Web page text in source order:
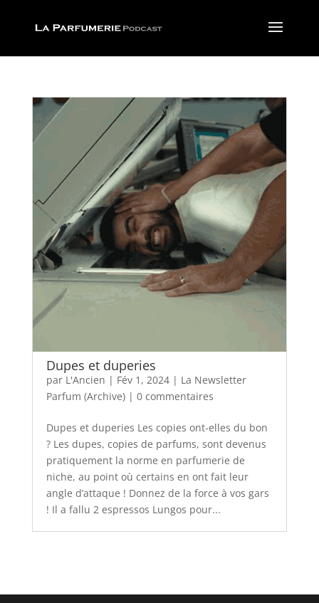
Dupes et duperies
par L'Ancien | Fév 1, 2024| La Newsletter
Parfum (Archive)| 0 commentaires
Dupes et duperies Les copies ont-elles du bon
? Les dupes, copies de parfums, sont devenus
pratiquement la norme en parfumerie de
niche, au point où certains en ont fait leur
angle d’attaque ! Donnez de la force à vos gars
! Il a fallu 2 espressos Lungos pour...